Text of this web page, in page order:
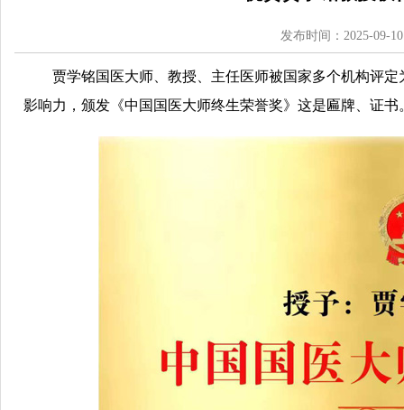
发布时间：2025-09-10
贾学铭国医大师、教授、主任医师被国家多个机构评
影响力，颁发《中国国医大师终生荣誉奖》这是匾牌、证书